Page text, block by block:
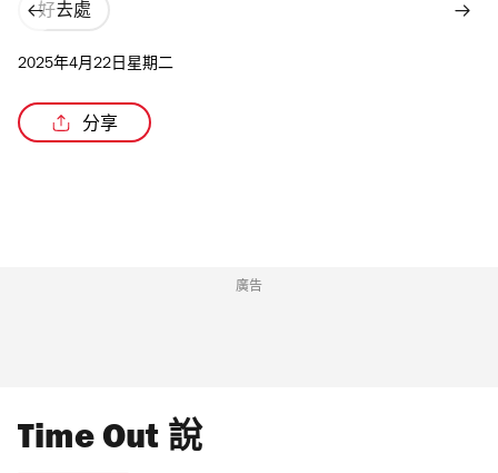
好去處
2025年4月22日星期二
分享
廣告
Time Out 說